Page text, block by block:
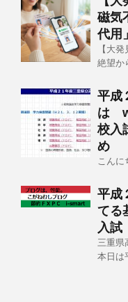
磁気
代用
【大
絶望か
平成
は
校
め
こん
平成
てる
入
三重
本日は